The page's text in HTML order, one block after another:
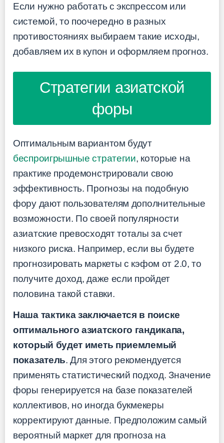
Если нужно работать с экспрессом или
системой, то поочередно в разных
противостояниях выбираем такие исходы,
добавляем их в купон и оформляем прогноз.
Стратегии азиатской
форы
Оптимальным вариантом будут
беспроигрышные стратегии, которые на
практике продемонстрировали свою
эффективность. Прогнозы на подобную
фору дают пользователям дополнительные
возможности. По своей популярности
азиатские превосходят тоталы за счет
низкого риска. Например, если вы будете
прогнозировать маркеты с кэфом от 2.0, то
получите доход, даже если пройдет
половина такой ставки.
Наша тактика заключается в поиске
оптимального азиатского гандикапа,
который будет иметь приемлемый
показатель. Для этого рекомендуется
применять статистический подход. Значение
форы генерируется на базе показателей
коллективов, но иногда букмекеры
корректируют данные. Предположим самый
вероятный маркет для прогноза на